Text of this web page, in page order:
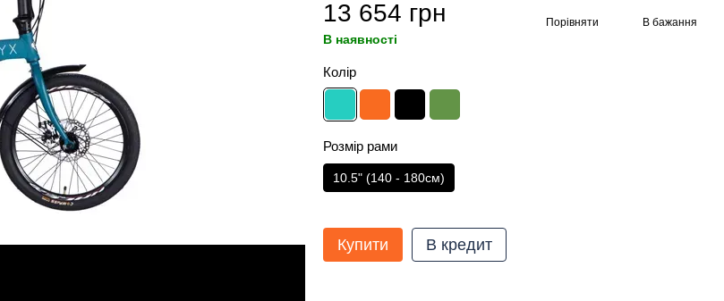
13 654 грн
В наявності
Порівняти В бажання
Колір
Розмір рами
10.5" (140 - 180см)
Купити В кредит